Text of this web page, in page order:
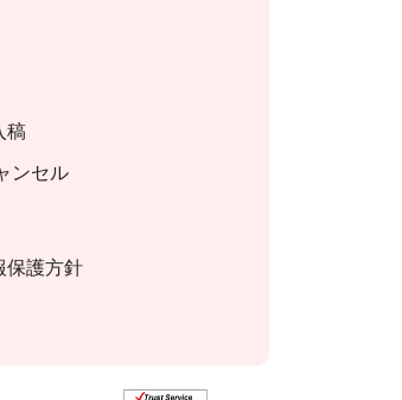
稿
ンセル
保護方針